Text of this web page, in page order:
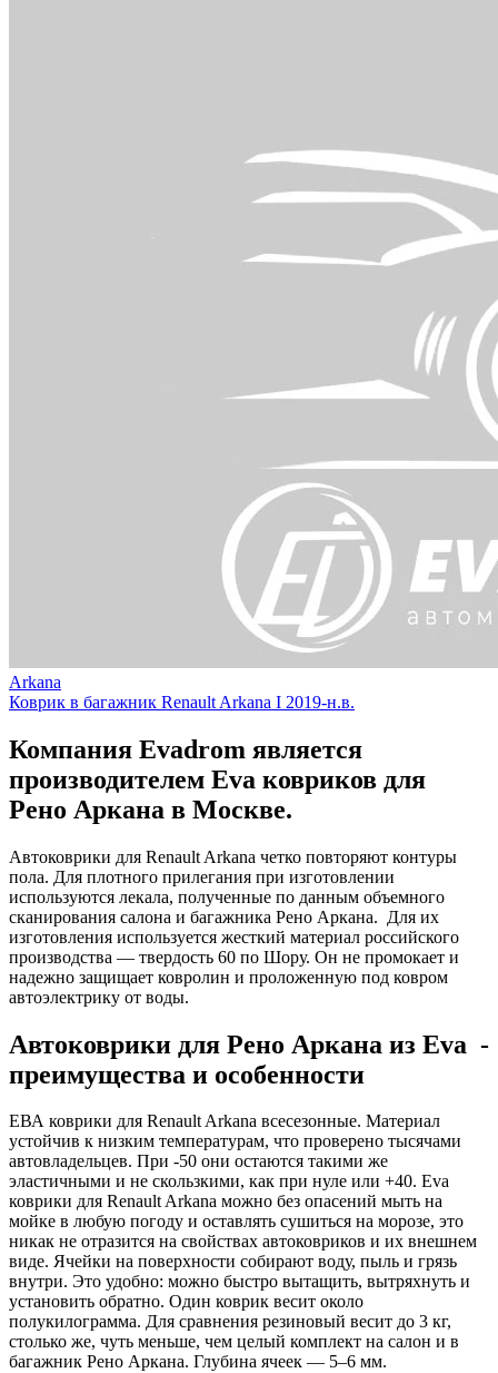
Arkana
Коврик в багажник Renault Arkana I 2019-н.в.
Компания Evadrom является
производителем Eva ковриков для
Рено Аркана в Москве.
Автоковрики для Renault Arkana четко повторяют контуры
пола. Для плотного прилегания при изготовлении
используются лекала, полученные по данным объемного
сканирования салона и багажника Рено Аркана. Для их
изготовления используется жесткий материал российского
производства — твердость 60 по Шору. Он не промокает и
надежно защищает ковролин и проложенную под ковром
автоэлектрику от воды.
Автоковрики для Рено Аркана из Eva -
преимущества и особенности
ЕВА коврики для Renault Arkana всесезонные. Материал
устойчив к низким температурам, что проверено тысячами
автовладельцев. При -50 они остаются такими же
эластичными и не скользкими, как при нуле или +40. Eva
коврики для Renault Arkana можно без опасений мыть на
мойке в любую погоду и оставлять сушиться на морозе, это
никак не отразится на свойствах автоковриков и их внешнем
виде. Ячейки на поверхности собирают воду, пыль и грязь
внутри. Это удобно: можно быстро вытащить, вытряхнуть и
установить обратно. Один коврик весит около
полукилограмма. Для сравнения резиновый весит до 3 кг,
столько же, чуть меньше, чем целый комплект на салон и в
багажник Рено Аркана. Глубина ячеек — 5–6 мм.